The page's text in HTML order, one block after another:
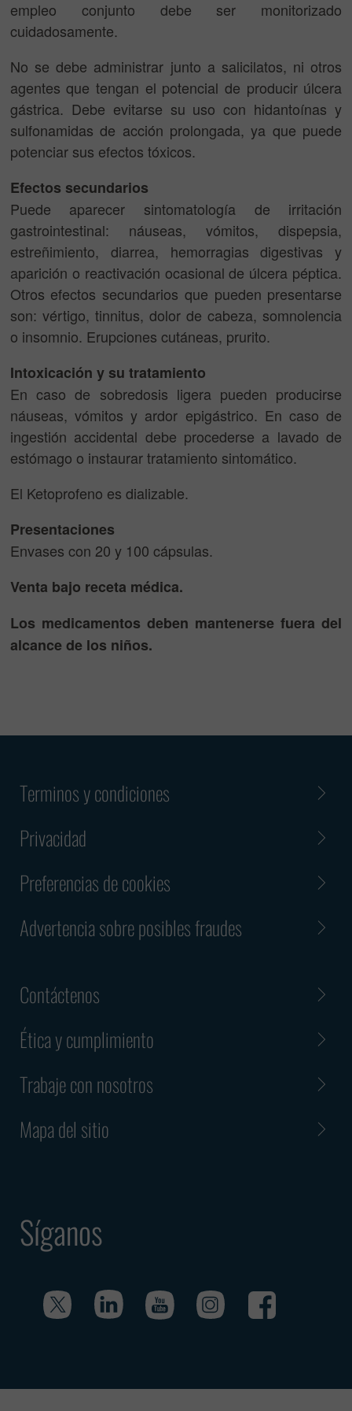
empleo conjunto debe ser monitorizado
cuidadosamente.
No se debe administrar junto a salicilatos, ni otros
agentes que tengan el potencial de producir úlcera
gástrica. Debe evitarse su uso con hidantoínas y
sulfonamidas de acción prolongada, ya que puede
potenciar sus efectos tóxicos.
Efectos secundarios
Puede aparecer sintomatología de irritación
gastrointestinal: náuseas, vómitos, dispepsia,
estreñimiento, diarrea, hemorragias digestivas y
aparición o reactivación ocasional de úlcera péptica.
Otros efectos secundarios que pueden presentarse
son: vértigo, tinnitus, dolor de cabeza, somnolencia
o insomnio. Erupciones cutáneas, prurito.
Intoxicación y su tratamiento
En caso de sobredosis ligera pueden producirse
náuseas, vómitos y ardor epigástrico. En caso de
ingestión accidental debe procederse a lavado de
estómago o instaurar tratamiento sintomático.
El Ketoprofeno es dializable.
Presentaciones
Envases con 20 y 100 cápsulas.
Venta bajo receta médica.
Los medicamentos deben mantenerse fuera del
alcance de los niños.
Terminos y condiciones
Privacidad
Preferencias de cookies
Advertencia sobre posibles fraudes
Contáctenos
Ética y cumplimiento
Trabaje con nosotros
Mapa del sitio
Síganos